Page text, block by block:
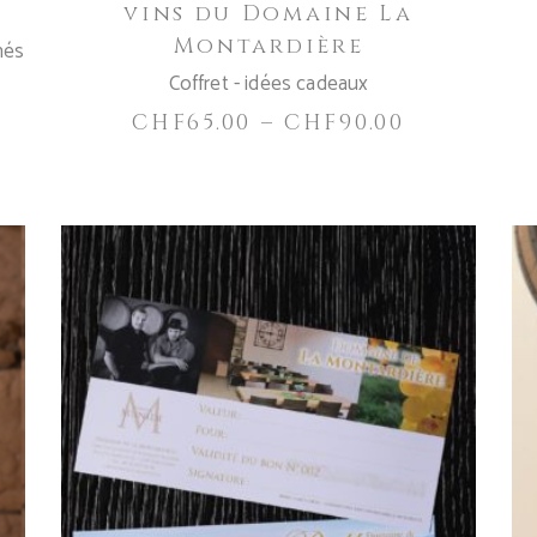
la
page
du
produit
vins du Domaine La
Montardière
Coffret - idées cadeaux
CHF65.00 –CHF90.00
Ce